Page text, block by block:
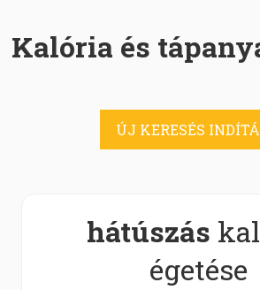
Kalória és
ÚJ KERESÉS
hátúszás
égetése